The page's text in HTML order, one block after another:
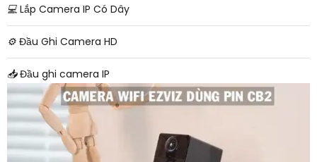
💻 Lắp Camera IP Có Dây
⚙️ Đầu Ghi Camera HD
📥Đầu ghi camera IP